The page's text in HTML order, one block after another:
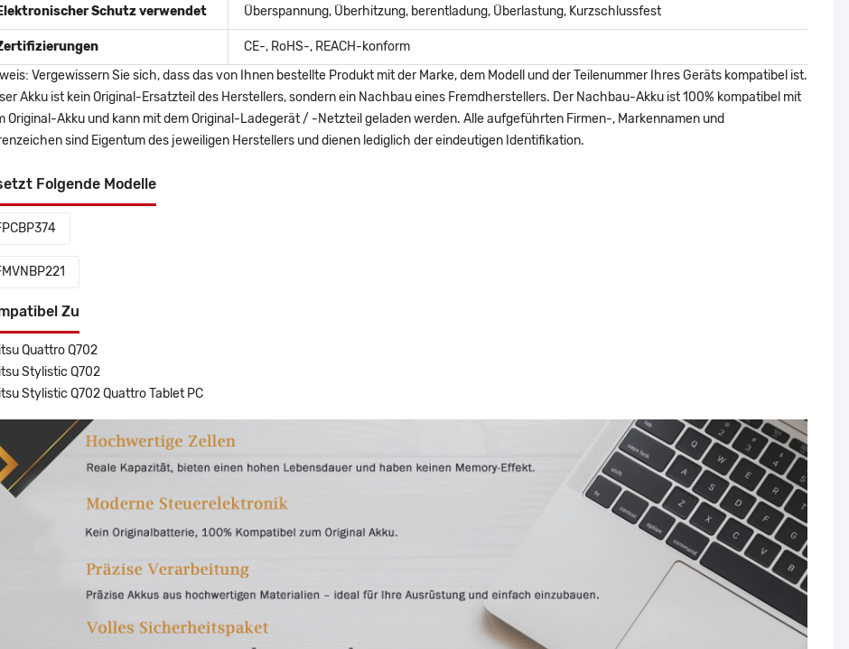
Schutz verwendet Überspannung, Überhitzung, berentladung, Überlastung, Kurzschlussfest
CE-, RoHS-, REACH-konform
Vergewissern Sie sich, dass das von Ihnen bestellte Produkt mit der Marke, dem Modell und der Teilenummer Ihres Geräts kompatibel ist.
Akku ist kein Original-Ersatzteil des Herstellers, sondern ein Nachbau eines Fremdherstellers. Der Nachbau-Akku ist 100% kompatibel mit
Original-Akku und kann mit dem Original-Ladegerät / -Netzteil geladen werden. Alle aufgeführten Firmen-, Markennamen und
sind Eigentum des jeweiligen Herstellers und dienen lediglich der eindeutigen Identifikation.
Folgende Modelle
Zu
Quattro Q702
Stylistic Q702
Stylistic Q702 Quattro Tablet PC